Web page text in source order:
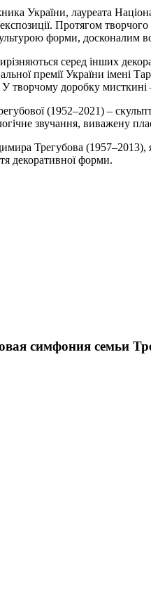
України, лауреата
Протягом
форми,
серед інших
премії України
доробку
(1952–2021) –
звучання, виважену
Трегубова
декоративної форми.
симфония семьи